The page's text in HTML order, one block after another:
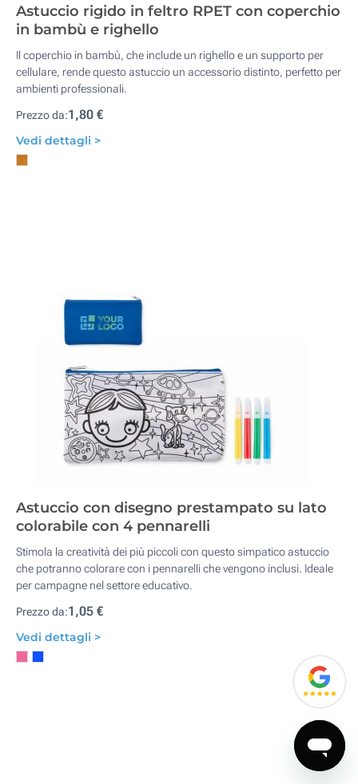
Astuccio rigido in feltro RPET con coperchio
in bambù e righello
Il coperchio in bambù, che include un righello e un supporto per
cellulare, rende questo astuccio un accessorio distinto, perfetto per
ambienti professionali.
Prezzo da:1,80 €
Vedi dettagli >
Astuccio con disegno prestampato su lato
colorabile con 4 pennarelli
Stimola la creatività dei più piccoli con questo simpatico astuccio
che potranno colorare con i pennarelli che vengono inclusi. Ideale
per campagne nel settore educativo.
Prezzo da:1,05 €
Vedi dettagli >